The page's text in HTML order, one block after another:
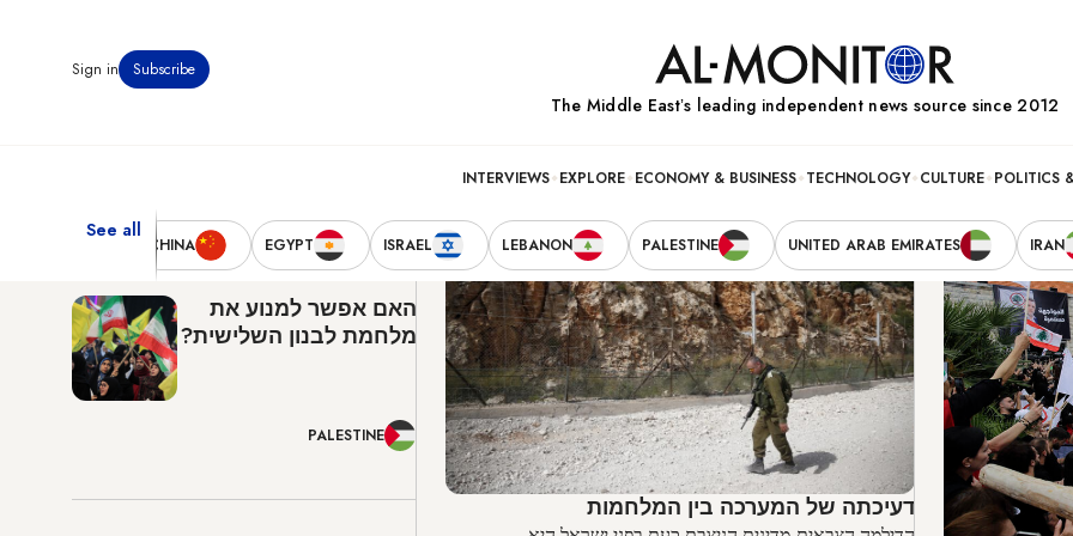
Subscribe
Sign in
The Middle Eastʼs leading independent news source since 2012
POLITICS
CULTURE
TECHNOLOGY
ECONOMY & BUSINESS
EXPLORE
INTERVIEWS
IRAN
UNITED ARAB EMIRATES
PALESTINE
LEBANON
ISRAEL
EGYPT
CHINA
See all
דעיכתה של המערכה בין המלחמות
Latest News
האם אפשר למנוע את
מלחמת לבנון השלישית?
PALESTINE